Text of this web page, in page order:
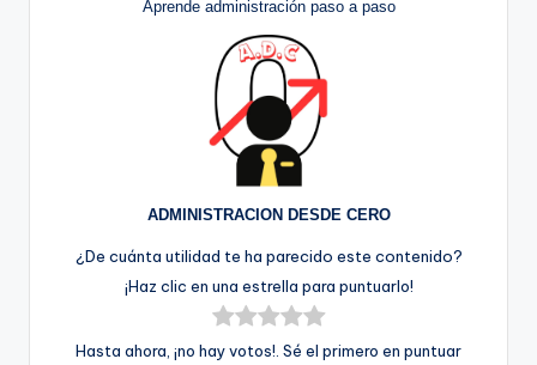
Aprende administración paso a paso
ADMINISTRACION DESDE CERO
¿De cuánta utilidad te ha parecido este contenido?
¡Haz clic en una estrella para puntuarlo!
Hasta ahora, ¡no hay votos!. Sé el primero en puntuar